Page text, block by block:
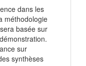
dans les
méthodologie
basée sur
sur
synthèses